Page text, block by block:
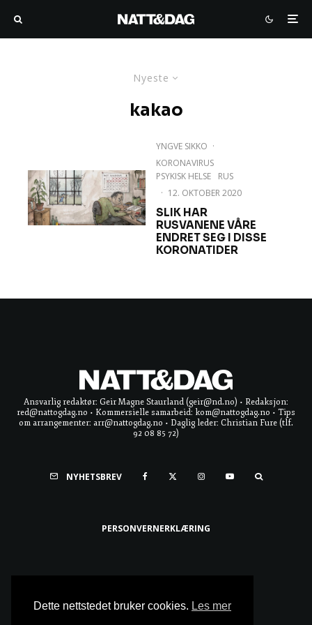
Nyeste
kakao
YNGVE SIKKO ·
KORONAVIRUS
PSYKISK HELSE
RUS
· 12. OKTOBER 2020
SLIK HAR
RUSVANENE VÅRE
ENDRET SEG I DISSE
KORONATIDER
Ansvarlig redaktør: Geir Magne Staurland (geir@nd.no) • Redaksjon:
red@nattogdag.no • Kommersielle samarbeid: kom@nattogdag.no • Tips
om arrangementer: arr@nattogdag.no • Daglig leder: Christian Fure (tlf.
92 08 85 72)
NYHETSBREV
PERSONVERNERKLÆRING
Dette nettstedet bruker cookies. Les mer